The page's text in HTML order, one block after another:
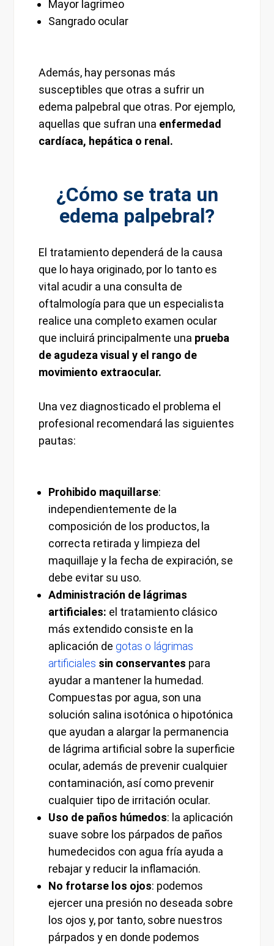
Mayor lagrimeo
Sangrado ocular
Además, hay personas más
susceptibles que otras a sufrir un
edema palpebral que otras. Por ejemplo,
aquellas que sufran una enfermedad
cardíaca, hepática o renal.
¿Cómo se trata un
edema palpebral?
El tratamiento dependerá de la causa
que lo haya originado, por lo tanto es
vital acudir a una consulta de
oftalmología para que un especialista
realice una completo examen ocular
que incluirá principalmente una prueba
de agudeza visual y el rango de
movimiento extraocular.
Una vez diagnosticado el problema el
profesional recomendará las siguientes
pautas:
Prohibido maquillarse:
independientemente de la
composición de los productos, la
correcta retirada y limpieza del
maquillaje y la fecha de expiración, se
debe evitar su uso.
Administración de lágrimas
artificiales: el tratamiento clásico
más extendido consiste en la
aplicación de gotas o lágrimas
artificiales sin conservantes para
ayudar a mantener la humedad.
Compuestas por agua, son una
solución salina isotónica o hipotónica
que ayudan a alargar la permanencia
de lágrima artificial sobre la superficie
ocular, además de prevenir cualquier
contaminación, así como prevenir
cualquier tipo de irritación ocular.
Uso de paños húmedos: la aplicación
suave sobre los párpados de paños
humedecidos con agua fría ayuda a
rebajar y reducir la inflamación.
No frotarse los ojos: podemos
ejercer una presión no deseada sobre
los ojos y, por tanto, sobre nuestros
párpados y en donde podemos